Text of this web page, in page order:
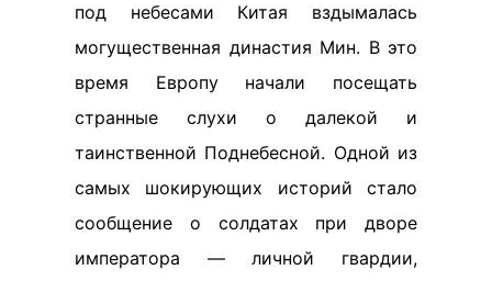
под небесами Китая вздымалась
могущественная династия Мин. В это
время Европу начали посещать
странные слухи о далекой и
таинственной Поднебесной. Одной из
самых шокирующих историй стало
сообщение о солдатах при дворе
императора — личной гвардии,